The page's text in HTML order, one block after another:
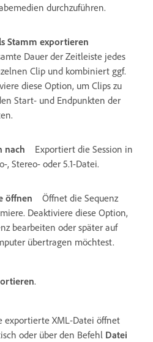
durchzuführen.
Stamm exportieren
Dauer der Zeitleiste jedes
Clip und kombiniert ggf.
diese Option, um Clips zu
Start- und Endpunkten der
nach
Exportiert die Session in
Stereo- oder 5.1-Datei.
öffnen
Öffnet die Sequenz
Deaktiviere diese Option,
bearbeiten oder später auf
übertragen möchtest.
.
exportierte XML-Datei öffnet
oder über den Befehl Datei